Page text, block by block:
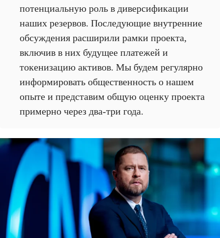
потенциальную роль в диверсификации
наших резервов. Последующие внутренние
обсуждения расширили рамки проекта,
включив в них будущее платежей и
токенизацию активов. Мы будем регулярно
информировать общественность о нашем
опыте и представим общую оценку проекта
примерно через два-три года.